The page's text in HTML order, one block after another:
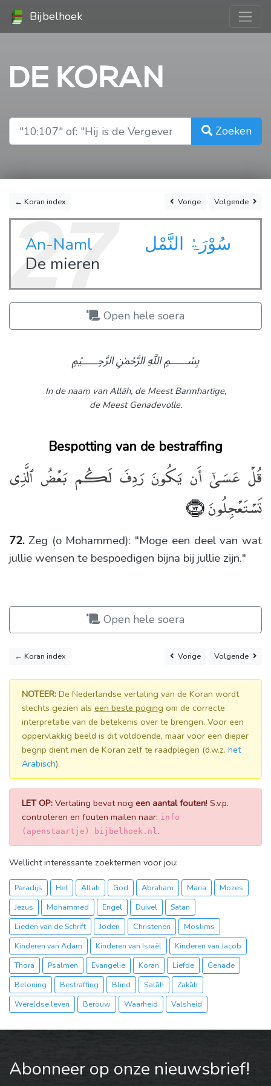
Bijbelhoek
DE KORAN
Zoeken
← Koran index Vorige Volgende
27
An-Naml
De mieren
سُوْرَۃُ النَّمْل
Open hele soera
In de naam van Allāh, de Meest Barmhartige,
de Meest Genadevolle.
﷽
Bespotting van de bestraffing
72. Zeg (o Mohammed): "Moge een deel van wat
jullie wensen te bespoedigen bijna bij jullie zijn."
قُلْ عَسَىٰٓ أَن يَكُونَ رَدِفَ لَكُم بَعْضُ ٱلَّذِى
تَسْتَعْجِلُونَ﴿٧٢﴾
Open hele soera
← Koran index Vorige Volgende
NOTEER: De Nederlandse vertaling van de Koran wordt
slechts gezien als een beste poging om de correcte
interpretatie van de betekenis over te brengen. Voor een
oppervlakkig beeld is dit voldoende, maar voor een dieper
begrip dient men de Koran zelf te raadplegen (d.w.z. het
Arabisch).
LET OP: Vertaling bevat nog een aantal fouten! S.v.p.
controleren en fouten mailen naar: info
(apenstaartje) bijbelhoek.nl.
Wellicht interessante zoektermen voor jou:
Paradijs Hel Allah God Abraham Maria
Mozes
Jezus
Mohammed Engel Duivel
Satan
Lieden van de Schrift
Joden Christenen
Moslims
Kinderen van Adam
Kinderen van Israël
Kinderen van Jacob
Thora
Psalmen Evangelie Koran Liefde
Genade
Beloning
Bestraffing Blind Ṣalāh
Zakāh
Wereldse leven
Berouw Waarheid Valsheid
Abonneer op onze nieuwsbrief!